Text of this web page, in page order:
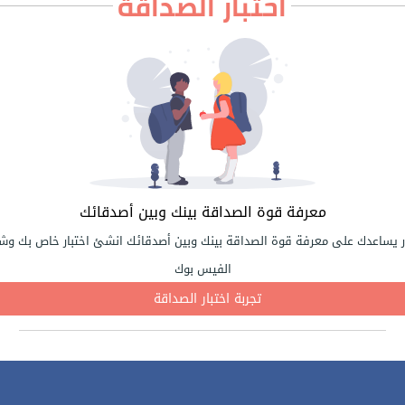
اختبار الصداقة
معرفة قوة الصداقة بينك وبين أصدقائك
يساعدك على معرفة قوة الصداقة بينك وبين أصدقائك انشئ اختبار خاص بك
الفيس بوك
تجربة اختبار الصداقة